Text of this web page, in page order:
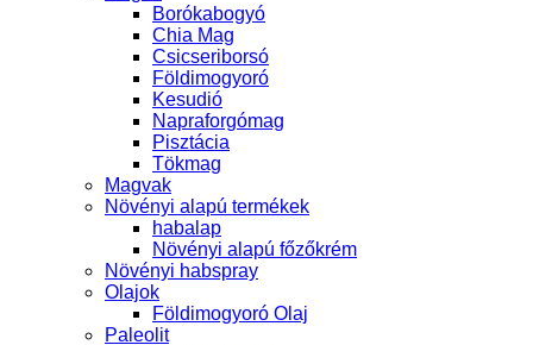
Borókabogyó
Chia Mag
Csicseriborsó
Földimogyoró
Kesudió
Napraforgómag
Pisztácia
Tökmag
Magvak
Növényi alapú termékek
habalap
Növényi alapú főzőkrém
Növényi habspray
Olajok
Földimogyoró Olaj
Paleolit